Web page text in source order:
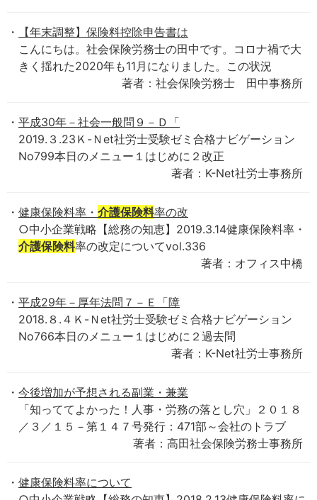
【年末調整】保険料控除申告書は
こんにちは。社会保険労務士の田中です。コロナ禍で大
きく揺れた2020年も11月になりました。この状況
著者：社会保険労務士 田中事務所
平成30年－社会一般問９－Ｄ「
2019.３.23Ｋ-Ｎet社労士受験ゼミ合格ナビゲーション
No799本日のメニュー１はじめに２改正
著者：K-Net社労士事務所
健康保険料率・ 介護保険料率の改
○中小企業戦略【総務の知恵】2019.3.14健康保険料率・
介護保険料率の改定についてvol.336
著者：オフィス中橋
平成29年－厚年法問７－Ｅ「障
2018.８.４Ｋ-Ｎet社労士受験ゼミ合格ナビゲーション
No766本日のメニュー１はじめに２過去問
著者：K-Net社労士事務所
今後増加が予想される副業・兼業
「知っててよかった！人事・労務の落とし穴」２０１８
／３／１５－第１４７号発行：471部～会社のトラブ
著者：高田社会保険労務士事務所
健康保険料率について